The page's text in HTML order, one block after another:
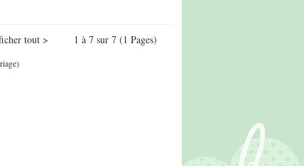
tout > 1 à 7 sur 7 (1 Pages)